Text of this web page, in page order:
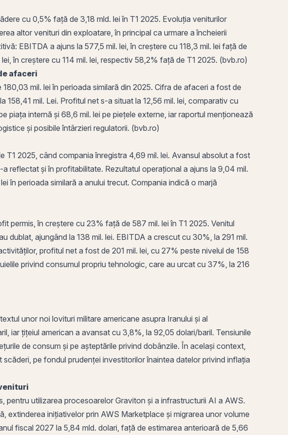
cu 0,5% față de 3,18 mld. lei în T1 2025. Evoluția veniturilor
altor venituri din exploatare, în principal ca urmare a încheierii
EBITDA a ajuns la 577,5 mil. lei, în creștere cu 118,3 mil. lei față de
în creștere cu 114 mil. lei, respectiv 58,2% față de T1 2025. (bvb.ro)
afaceri
mil. lei în perioada similară din 2025. Cifra de afaceri a fost de
mil. Lei. Profitul net s-a situat la 12,56 mil. lei, comparativ cu
piața internă și 68,6 mil. lei pe piețele externe, iar raportul menționează
și posibile întârzieri regulatorii. (bvb.ro)
2025, când compania înregistra 4,69 mil. lei. Avansul absolut a fost
reflectat și în profitabilitate. Rezultatul operațional a ajuns la 9,04 mil.
în perioada similară a anului trecut. Compania indică o marjă
permis, în creștere cu 23% față de 587 mil. lei în T1 2025. Venitul
dublat, ajungând la 138 mil. lei. EBITDA a crescut cu 30%, la 291 mil.
profitul net a fost de 201 mil. lei, cu 27% peste nivelul de 158
privind consumul propriu tehnologic, care au urcat cu 37%, la 216
unor noi lovituri militare americane asupra Iranului și al
iar țițeiul american a avansat cu 3,8%, la 92,05 dolari/baril. Tensiunile
de consum și pe așteptările privind dobânzile. În același context,
scăderi, pe fondul prudenței investitorilor înaintea datelor privind inflația
utilizarea procesoarelor Graviton și a infrastructurii AI a AWS.
extinderea inițiativelor prin AWS Marketplace și migrarea unor volume
fiscal 2027 la 5,84 mld. dolari, față de estimarea anterioară de 5,66